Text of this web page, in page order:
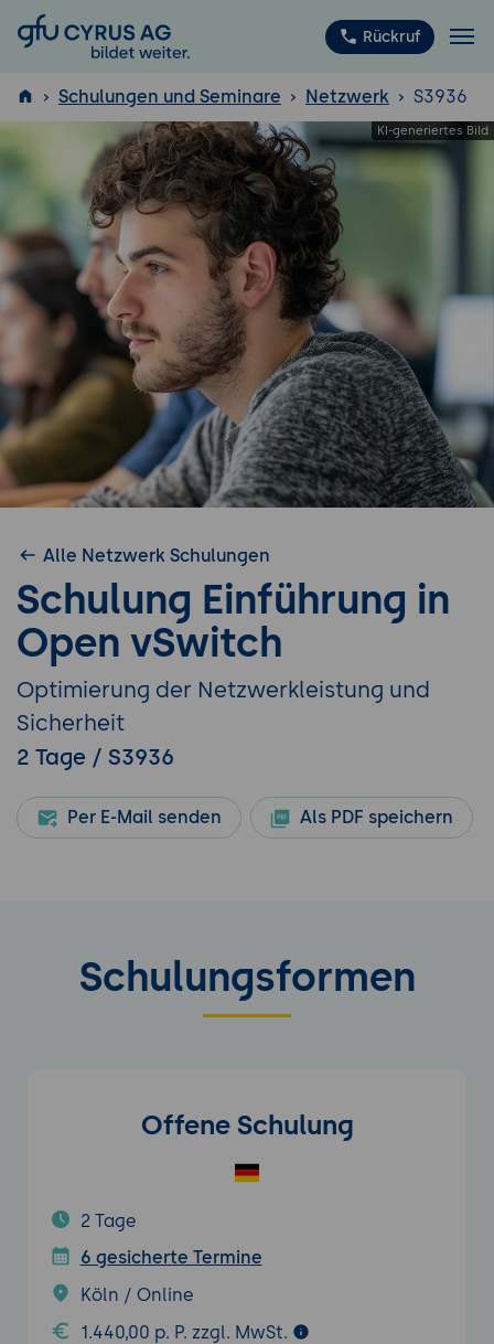
GFU Cyrus AG Rückruf
ISTQB ®
Schulungen und Seminare Netzwerk S3936
Alle Netzwerk Schulungen
Schulung Einführung in
Open vSwitch
Optimierung der Netzwerkleistung und
Sicherheit
2 Tage / S3936
Per E-Mail senden Als PDF speichern
Schulungsformen
Offene Schulung
2 Tage
6 gesicherte Termine
Köln / Online
1.440,00 p. P. zzgl. MwSt.